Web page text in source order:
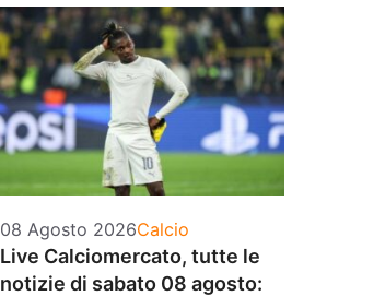
08 Agosto 2026Categorie
Calcio
Live Calciomercato, tutte le
notizie di sabato 08 agosto: